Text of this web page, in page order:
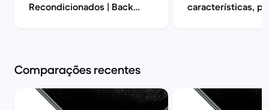
Recondicionados | Back
características,
Comparações recentes